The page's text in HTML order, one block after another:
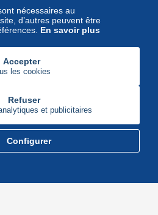
Corporate
nécessaires au
d’autres peuvent être
En savoir plus
Accepter
les cookies
Refuser
et publicitaires
Configurer